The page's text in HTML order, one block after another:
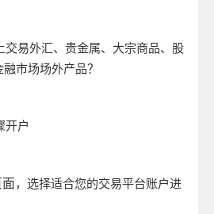
交易外汇、贵金属、大宗商品、股
市场场外产品？
开户
，选择适合您的交易平台账户进